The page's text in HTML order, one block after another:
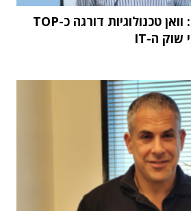
מחקר STKI השנתי: וואן טכנולוגיות דורגה כ-TOP